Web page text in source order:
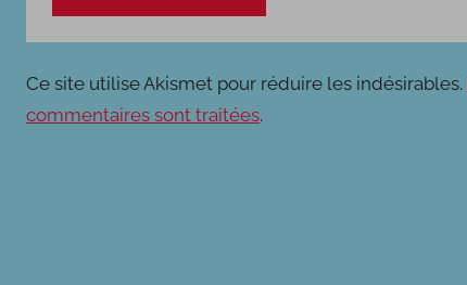
Ce site utilise Akismet pour réduire les indésirables.
commentaires sont traitées.